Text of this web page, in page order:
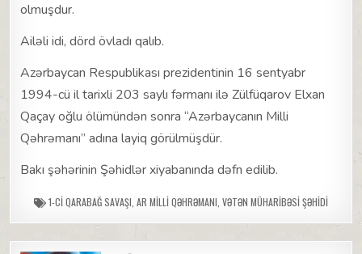
olmuşdur.
Ailəli idi, dörd övladı qalıb.
Azərbaycan Respublikası prezidentinin 16 sentyabr
1994-cü il tarixli 203 saylı fərmanı ilə Zülfüqarov Elxan
Qaçay oğlu ölümündən sonra “Azərbaycanın Milli
Qəhrəmanı” adına layiq görülmüşdür.
Bakı şəhərinin Şəhidlər xiyabanında dəfn edilib.
1-CI QARABAĞ SAVAŞI AR MILLI QƏHRƏMANI VƏTƏN MÜHARIBƏSI ŞƏHIDI